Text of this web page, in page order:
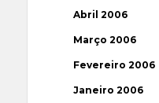
Abril 2006
Março 2006
Fevereiro 2006
Janeiro 2006